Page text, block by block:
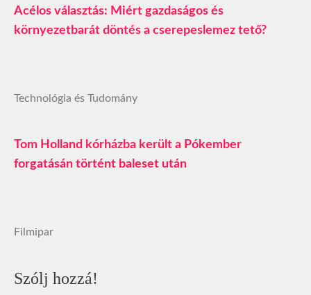
Acélos választás: Miért gazdaságos és
környezetbarát döntés a cserepeslemez tető?
Technológia és Tudomány
Tom Holland kórházba került a Pókember
forgatásán történt baleset után
Filmipar
Szólj hozzá!